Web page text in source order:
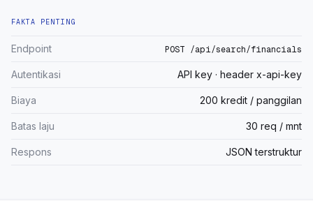
FAKTA PENTING
Endpoint POST /api/search/financials
Autentikasi API key · header x-api-key
Biaya 200 kredit / panggilan
Batas laju 30 req / mnt
Respons JSON terstruktur